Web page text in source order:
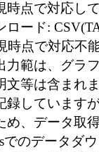
時点で対応し
ロード:
時点で対応不
力範は、グラ
文等は含まれ
録しています
め、データ取
でのデータダ